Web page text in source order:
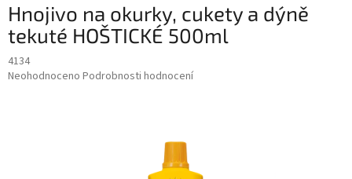
Hnojivo na okurky, cukety a dýně
tekuté HOŠTICKÉ 500ml
4134
Průměrné
Neohodnoceno Podrobnosti hodnocení